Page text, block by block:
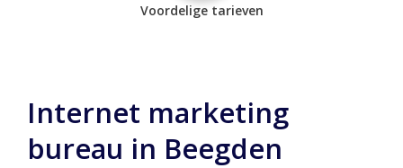
Voordelige tarieven
Internet marketing
bureau in Beegden